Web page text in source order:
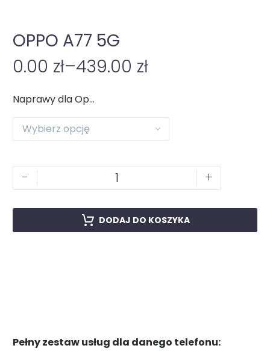
OPPO A77 5G
0.00 zł–439.00 zł
Naprawy dla Oppo
Wybierz opcję
- +
DODAJ DO KOSZYKA
Pełny zestaw usług dla danego telefonu: